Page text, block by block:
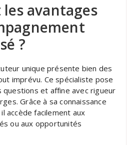
avantages
?
unique présente bien des
imprévu. Ce spécialiste pose
questions et affine avec rigueur
Grâce à sa connaissance
accède facilement aux
ou aux opportunités